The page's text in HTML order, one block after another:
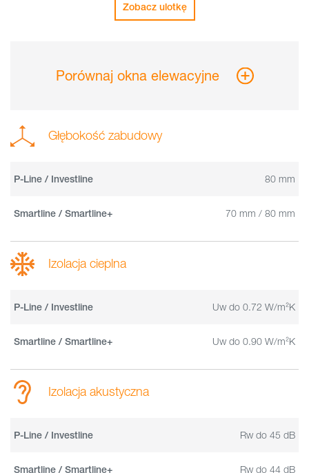
Zobacz ulotkę
Porównaj okna elewacyjne
Głębokość zabudowy
P-Line / Investline 80 mm
Smartline / Smartline+ 70 mm / 80 mm
Izolacja cieplna
P-Line / Investline Uw do 0.72 W/m²K
Smartline / Smartline+ Uw do 0.90 W/m²K
Izolacja akustyczna
P-Line / Investline Rw do 45 dB
Smartline / Smartline+ Rw do 44 dB